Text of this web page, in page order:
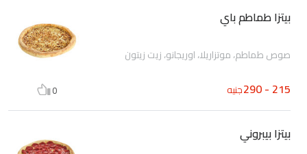
بيتزا طماطم باي
صوص طماطم، موتزاريلا، اوريجانو، زيت زيتون
215 - 290 جنيه 0
بيتزا بيبروني